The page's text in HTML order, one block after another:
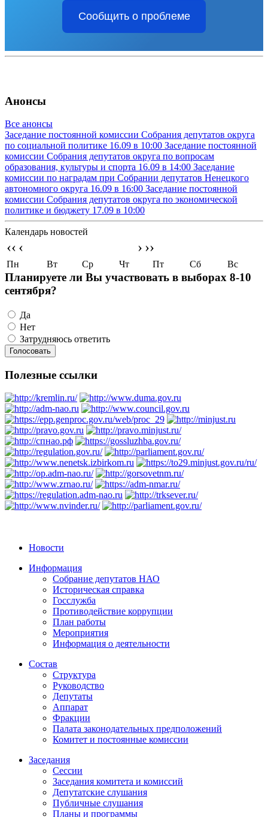
Сообщить о проблеме
Анонсы
Все анонсы
Заседание постоянной комиссии Собрания депутатов округа
по социальной политике 16.09 в 10:00 Заседание постоянной
комиссии Собрания депутатов округа по вопросам
образования, культуры и спорта 16.09 в 14:00 Заседание
комиссии по наградам при Собрании депутатов Ненецкого
автономного округа 16.09 в 16:00 Заседание постоянной
комиссии Собрания депутатов округа по экономической
политике и бюджету 17.09 в 10:00
Календарь новостей
‹‹ ‹ › ››
Пн Вт Ср Чт Пт Сб Вс
Планируете ли Вы участвовать в выборах 8-10
сентября?
Да
Нет
Затрудняюсь ответить
Полезные ссылки
Новости
Информация
Собрание депутатов НАО
Историческая справка
Госслужба
Противодействие коррупции
План работы
Мероприятия
Информация о деятельности
Состав
Структура
Руководство
Депутаты
Аппарат
Фракции
Палата законодательных предположений
Комитет и постоянные комиссии
Заседания
Сессии
Заседания комитета и комиссий
Депутатские слушания
Публичные слушания
Планы и программы